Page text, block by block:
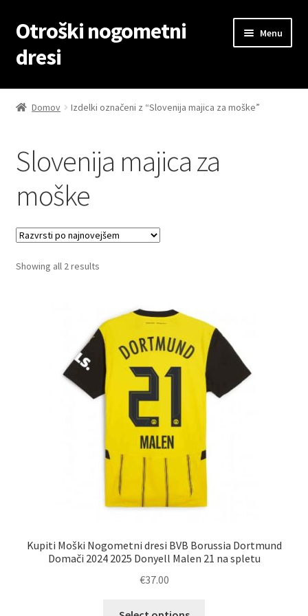
Skip
to
navigation
Skip
to
content
Otroški nogometni
dresi
Menu
Domov
Kontaktiraj nas
Košarica
Moj račun
Trgovina
Domov Izdelki označeni z “Slovenija majica za moške”
Slovenija majica za
moške
Showing all 2 resultsSorted
Kupiti Moški Nogometni dresi BVB Borussia Dortmund
Domači 2024 2025 Donyell Malen 21 na spletu
€37.00